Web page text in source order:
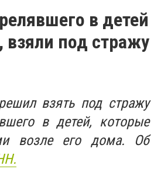
в детей
взяли под стражу
взять под стражу
в детей, которые
возле его дома. Об